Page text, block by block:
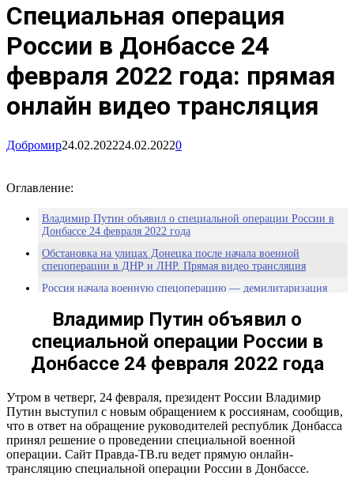
Специальная операция
России в Донбассе 24
февраля 2022 года: прямая
онлайн видео трансляция
Добромир24.02.202224.02.20220
Оглавление:
Владимир Путин объявил о специальной операции России в
Донбассе 24 февраля 2022 года
Обстановка на улицах Донецка после начала военной
спецоперации в ДНР и ЛНР. Прямая видео трансляция
Россия начала военную спецоперацию — демилитаризация
Экстренное заседание Совбеза ООН по Украине. Прямая
трансляция
В ДНР идут бои по всей линии соприкосновения
Владимир Путин объявил о
специальной операции России в
Донбассе 24 февраля 2022 года
Утром в четверг, 24 февраля, президент России Владимир
Путин выступил с новым обращением к россиянам, сообщив,
что в ответ на обращение руководителей республик Донбасса
принял решение о проведении специальной военной
операции. Сайт Правда-ТВ.ru ведет прямую онлайн-
трансляцию специальной операции России в Донбассе.